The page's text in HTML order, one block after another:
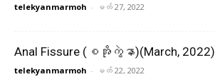
telekyanmarmoh - မတ် 27, 2022
Anal Fissure (စအိုကွဲနာ)(March, 2022)
telekyanmarmoh - မတ် 22, 2022